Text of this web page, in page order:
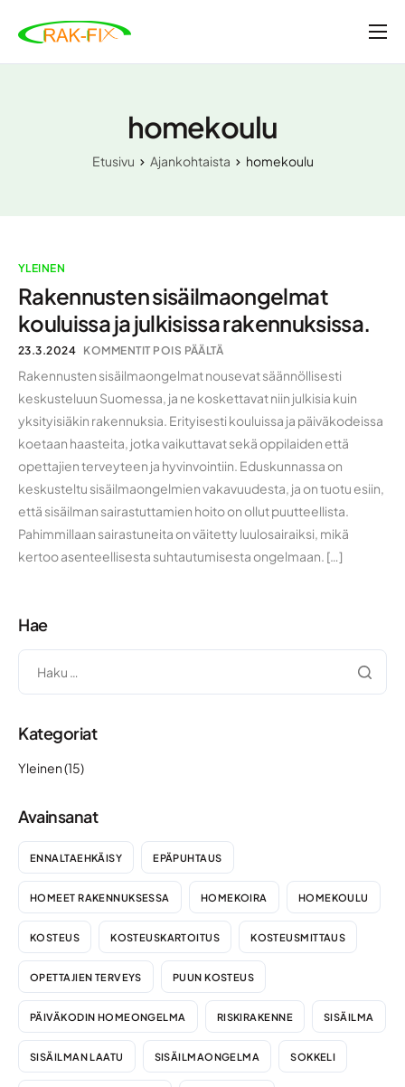
Etusivu
Valvonta- ja rakennuttamispalvelut
homekoulu
Etusivu Ajankohtaista homekoulu
YLEINEN
Rakennusten sisäilmaongelmat
kouluissa ja julkisissa rakennuksissa.
23.3.2024 KOMMENTIT POIS PÄÄLTÄ
Rakennusten sisäilmaongelmat nousevat säännöllisesti
keskusteluun Suomessa, ja ne koskettavat niin julkisia kuin
yksityisiäkin rakennuksia. Erityisesti kouluissa ja päiväkodeissa
koetaan haasteita, jotka vaikuttavat sekä oppilaiden että
opettajien terveyteen ja hyvinvointiin. Eduskunnassa on
keskusteltu sisäilmaongelmien vakavuudesta, ja on tuotu esiin,
että sisäilman sairastuttamien hoito on ollut puutteellista.
Pahimmillaan sairastuneita on väitetty luulosairaiksi, mikä
kertoo asenteellisesta suhtautumisesta ongelmaan. […]
Hae
Kategoriat
Yleinen(15)
Avainsanat
ENNALTAEHKÄISY EPÄPUHTAUS
HOMEET RAKENNUKSESSA HOMEKOIRA HOMEKOULU
KOSTEUS KOSTEUSKARTOITUS KOSTEUSMITTAUS
OPETTAJIEN TERVEYS PUUN KOSTEUS
PÄIVÄKODIN HOMEONGELMA RISKIRAKENNE SISÄILMA
SISÄILMAN LAATU SISÄILMAONGELMA SOKKELI